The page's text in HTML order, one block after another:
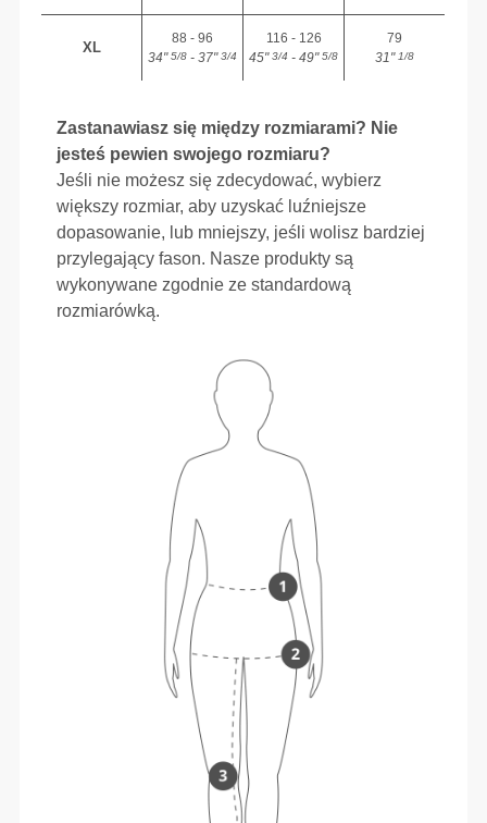
XL
88 - 96
34"5/8 - 37"3/4
116 - 126
45"3/4 - 49"5/8
79
31"1/8
Zastanawiasz się między rozmiarami? Nie
jesteś pewien swojego rozmiaru?
Jeśli nie możesz się zdecydować, wybierz
większy rozmiar, aby uzyskać luźniejsze
dopasowanie, lub mniejszy, jeśli wolisz bardziej
przylegający fason. Nasze produkty są
wykonywane zgodnie ze standardową
rozmiarówką.